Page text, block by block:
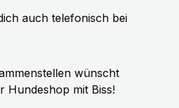
auch telefonisch bei
wünscht
Hundeshop mit Biss!